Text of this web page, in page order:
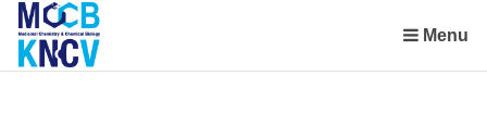
Skip
links
Jump
Menu